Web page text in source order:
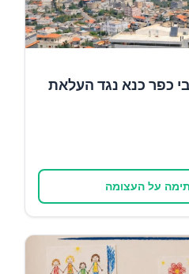
כפר כנא נגד העלאת
על העצומה